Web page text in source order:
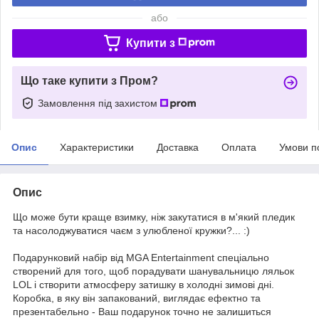
або
Купити з
Що таке купити з Пром?
Замовлення під захистом
Опис Характеристики Доставка Оплата Умови
Опис
Що може бути краще взимку, ніж закутатися в м'який пледик
та насолоджуватися чаєм з улюбленої кружки?... :)
Подарунковий набір від MGA Entertainment спеціально
створений для того, щоб порадувати шанувальницю ляльок
LOL і створити атмосферу затишку в холодні зимові дні.
Коробка, в яку він запакований, виглядає ефектно та
презентабельно - Ваш подарунок точно не залишиться